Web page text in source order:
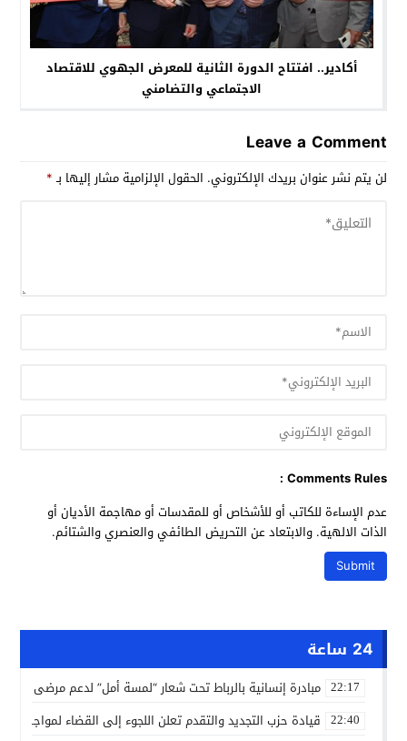
أكادير.. افتتاح الدورة الثانية للمعرض الجهوي للاقتصاد
الاجتماعي والتضامني
Leave a Comment
لن يتم نشر عنوان بريدك الإلكتروني. الحقول الإلزامية مشار إليها بـ*
Comments Rules :
عدم الإساءة للكاتب أو للأشخاص أو للمقدسات أو مهاجمة الأديان أو
الذات الالهية. والابتعاد عن التحريض الطائفي والعنصري والشتائم.
24 ساعة
22:17 مبادرة إنسانية بالرباط تحت شعار “لمسة أمل” لدعم مرضى
22:40 قيادة حزب التجديد والتقدم تعلن اللجوء إلى القضاء لمواجهة